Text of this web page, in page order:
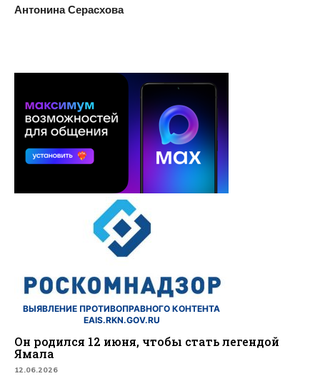
Антонина Серасхова
ВЫЯВЛЕНИЕ ПРОТИВОПРАВНОГО КОНТЕНТА
EAIS.RKN.GOV.RU
Он родился 12 июня, чтобы стать легендой
Ямала
12.06.2026